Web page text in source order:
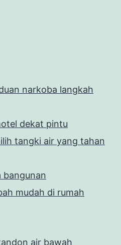
narkoba langkah
dekat pintu
tangki air yang tahan
bangunan
mudah di rumah
air bawah